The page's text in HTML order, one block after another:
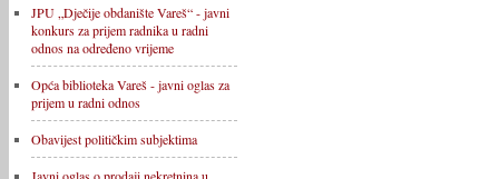
JPU „Dječije obdanište Vareš“ - javni
konkurs za prijem radnika u radni
odnos na određeno vrijeme
Opća biblioteka Vareš - javni oglas za
prijem u radni odnos
Obavijest političkim subjektima